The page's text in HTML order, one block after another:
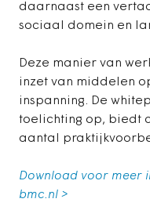
daarnaast een
sociaal domein en
Deze manier van
inzet van middelen
inspanning. De
toelichting op, biedt
aantal
Download voor meer
bmc.nl >